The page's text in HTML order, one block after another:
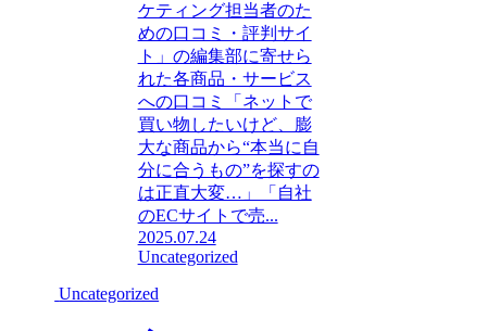
ケティング担当者のた
めの口コミ・評判サイ
ト」の編集部に寄せら
れた各商品・サービス
への口コミ「ネットで
買い物したいけど、膨
大な商品から“本当に自
分に合うもの”を探すの
は正直大変…」「自社
のECサイトで売...
2025.07.24
Uncategorized
Uncategorized